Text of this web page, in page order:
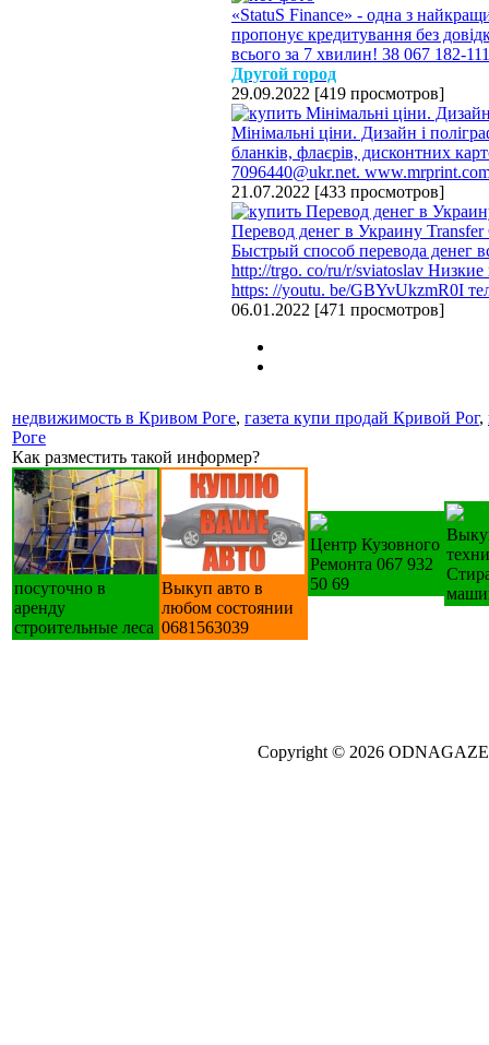
«StatuS Finance» - одна з
пропонує кредитування без
всього за 7 хвилин! 38 067 182-
Другой город
29.09.2022 [419 просмотров]
Мінімальні ціни. Дизайн і
бланків, флаєрів, дисконтних
7096440@ukr.net.
21.07.2022 [433 просмотров]
Перевод денег в Украину Transfer
Быстрый способ перевода денег
http://trgo. co/ru/r/sviatoslav
https: //youtu. be/GBYvUkzmR0I
06.01.2022 [471 просмотров]
недвижимость в Кривом Роге, газета купи продай Кривой Рог,
Роге
Как разместить такой информер?
посуточно в
аренду
строительные леса
Выкуп авто в
любом состоянии
0681563039
Центр Кузовного
Ремонта 067 932
50 69
Copyright © 2026